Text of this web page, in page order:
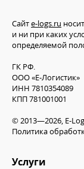
Сайтe-logs.ru
и ни при каких
определяемой
ГК РФ.
ООО «Е-Логистик»
ИНН 7810354089
КПП 781001001
© 2013—2026, E-
Политика
Услуги